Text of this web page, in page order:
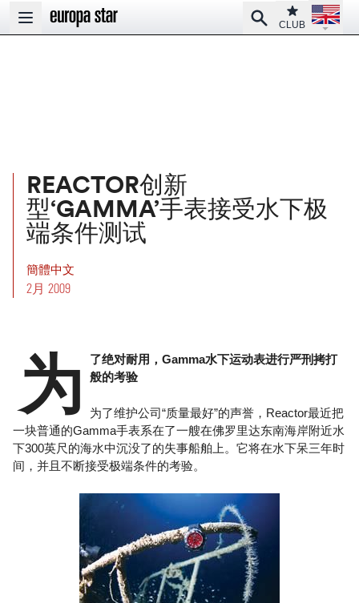
Open main menu
SearchClub
CLUB
Open
REACTOR创新
型‘GAMMA’手表接受水下极
端条件测试
簡體中文
2月 2009
为
了绝对耐用，Gamma水下运动表进行严刑拷打
般的考验
为了维护公司“质量最好”的声誉，Reactor最近把
一块普通的Gamma手表系在了一艘在佛罗里达东南海岸附近水
下300英尺的海水中沉没了的失事船舶上。它将在水下呆三年时
间，并且不断接受极端条件的考验。